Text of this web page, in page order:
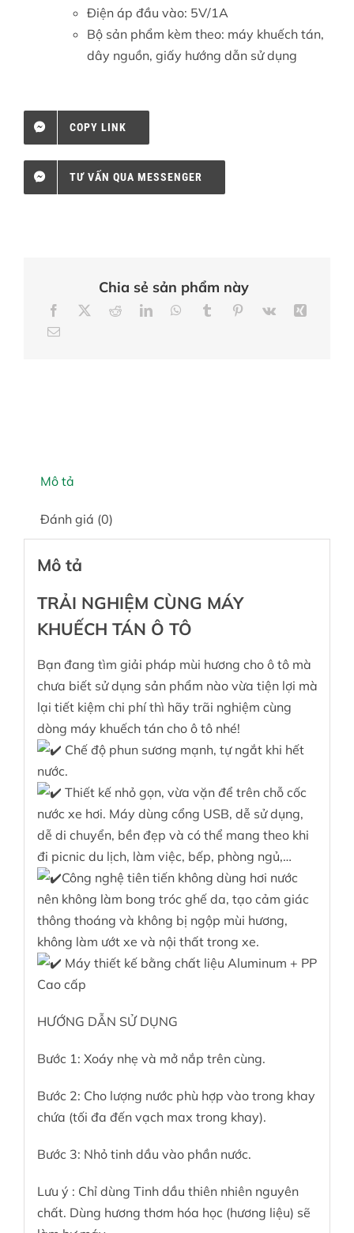
Điện áp đầu vào: 5V/1A
Bộ sản phẩm kèm theo: máy khuếch tán,
dây nguồn, giấy hướng dẫn sử dụng
COPY LINK
TƯ VẤN QUA MESSENGER
Chia sẻ sản phẩm này
Mô tả
Đánh giá (0)
Mô tả
TRẢI NGHIỆM CÙNG MÁY
KHUẾCH TÁN Ô TÔ
Bạn đang tìm giải pháp mùi hương cho ô tô mà
chưa biết sử dụng sản phẩm nào vừa tiện lợi mà
lại tiết kiệm chi phí thì hãy trãi nghiệm cùng
dòng máy khuếch tán cho ô tô nhé!
Chế độ phun sương mạnh, tự ngắt khi hết
nước.
Thiết kế nhỏ gọn, vừa vặn để trên chỗ cốc
nước xe hơi. Máy dùng cổng USB, dễ sử dụng,
dễ di chuyển, bền đẹp và có thể mang theo khi
đi picnic du lịch, làm việc, bếp, phòng ngủ,…
Công nghệ tiên tiến không dùng hơi nước
nên không làm bong tróc ghế da, tạo cảm giác
thông thoáng và không bị ngộp mùi hương,
không làm ướt xe và nội thất trong xe.
Máy thiết kế bằng chất liệu Aluminum + PP
Cao cấp
HƯỚNG DẪN SỬ DỤNG
Bước 1: Xoáy nhẹ và mở nắp trên cùng.
Bước 2: Cho lượng nước phù hợp vào trong khay
chứa (tối đa đến vạch max trong khay).
Bước 3: Nhỏ tinh dầu vào phần nước.
Lưu ý : Chỉ dùng Tinh dầu thiên nhiên nguyên
chất. Dùng hương thơm hóa học (hương liệu) sẽ